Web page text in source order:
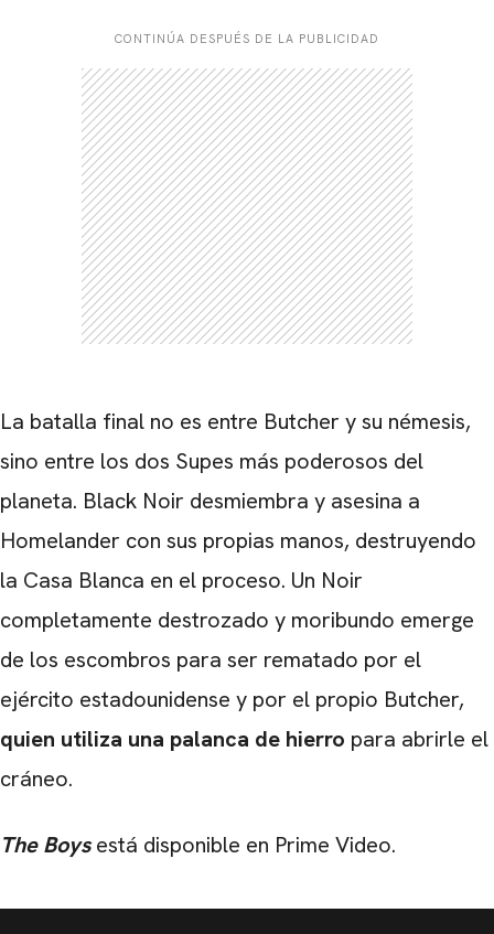
CONTINÚA DESPUÉS DE LA PUBLICIDAD
La batalla final no es entre Butcher y su némesis,
sino entre los dos Supes más poderosos del
planeta. Black Noir desmiembra y asesina a
Homelander con sus propias manos, destruyendo
la Casa Blanca en el proceso. Un Noir
completamente destrozado y moribundo emerge
de los escombros para ser rematado por el
ejército estadounidense y por el propio Butcher,
quien utiliza una palanca de hierro para abrirle el
cráneo.
The Boys está disponible en Prime Video.